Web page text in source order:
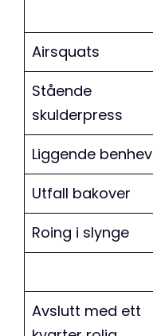
Airsquats
Stående
skulderpress
Liggende benhev
Utfall bakover
Roing i slynge
Avslutt med ett